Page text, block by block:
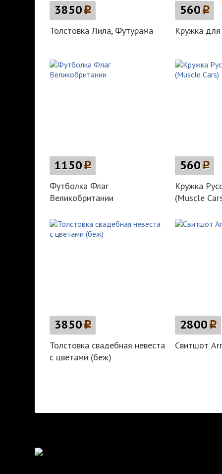
3850p
Толстовка Лила, Футурама
560p
Кружка
1150p
Футболка Флаг
Великобритании
560p
Кружка
(Muscle
3850p
Толстовка свадебная невеста
с цветами (беж)
2800p
Свитшот